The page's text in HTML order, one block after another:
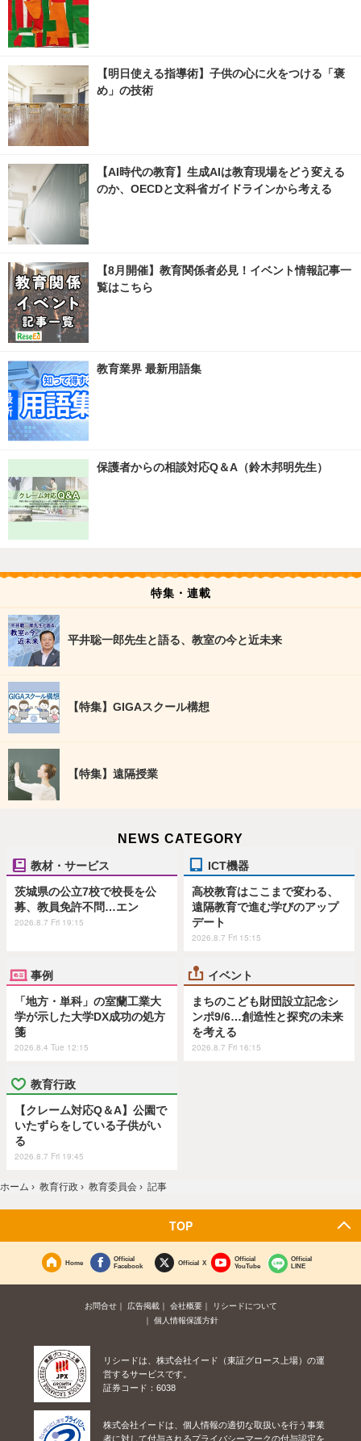
【明日使える指導術】子供の心に火をつける「褒
め」の技術
【AI時代の教育】生成AIは教育現場をどう変える
のか、OECDと文科省ガイドラインから考える
【8月開催】教育関係者必見！イベント情報記事一
覧はこちら
教育業界 最新用語集
保護者からの相談対応Q＆A（鈴木邦明先生）
特集・連載
平井聡一郎先生と語る、教室の今と近未来
【特集】GIGAスクール構想
【特集】遠隔授業
NEWS CATEGORY
教材・サービス
茨城県の公立7校で校長を公
募、教員免許不問…エン
2026.8.7 Fri 19:15
ICT機器
高校教育はここまで変わる、
遠隔教育で進む学びのアップ
デート
2026.8.7 Fri 15:15
事例
「地方・単科」の室蘭工業大
学が示した大学DX成功の処方
箋
2026.8.4 Tue 12:15
イベント
まちのこども財団設立記念シ
ンポ9/6…創造性と探究の未来
を考える
2026.8.7 Fri 16:15
教育行政
【クレーム対応Q＆A】公園で
いたずらをしている子供がい
る
2026.8.7 Fri 19:45
ホーム › 教育行政 › 教育委員会 › 記事
TOP
Home
Official
Facebook
Official X
Official
YouTube
Official
LINE
お問合せ 広告掲載 会社概要
リシードについて
個人情報保護方針
リシードは、株式会社イード（東証グロース上場）の運
営するサービスです。
証券コード：6038
株式会社イードは、個人情報の適切な取扱いを行う事業
者に対して付与されるプライバシーマークの付与認定を